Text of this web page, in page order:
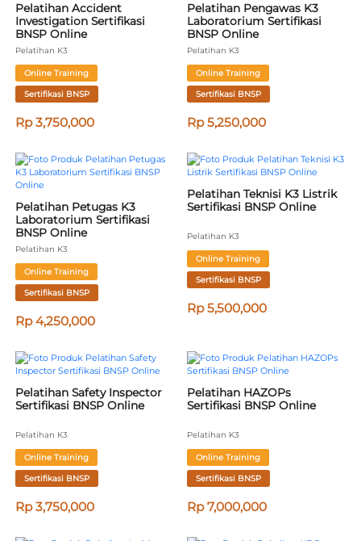
Pelatihan Accident
Investigation Sertifikasi
BNSP Online
Pelatihan K3
Online Training
Sertifikasi BNSP
Rp 3,750,000
Pelatihan Pengawas K3
Laboratorium Sertifikasi
BNSP Online
Pelatihan K3
Online Training
Sertifikasi BNSP
Rp 5,250,000
Pelatihan Petugas K3
Laboratorium Sertifikasi
BNSP Online
Pelatihan K3
Online Training
Sertifikasi BNSP
Rp 4,250,000
Pelatihan Teknisi K3 Listrik
Sertifikasi BNSP Online
Pelatihan K3
Online Training
Sertifikasi BNSP
Rp 5,500,000
Pelatihan Safety Inspector
Sertifikasi BNSP Online
Pelatihan K3
Online Training
Sertifikasi BNSP
Rp 3,750,000
Pelatihan HAZOPs
Sertifikasi BNSP Online
Pelatihan K3
Online Training
Sertifikasi BNSP
Rp 7,000,000